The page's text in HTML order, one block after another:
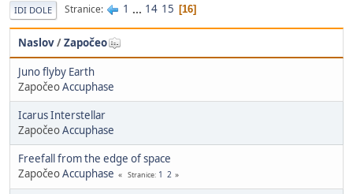
IDI DOLE Stranice 1 ... 14 15 16
Naslov/Započeo
Juno flyby Earth
ZapočeoAccuphase
Icarus Interstellar
ZapočeoAccuphase
Freefall from the edge of space
ZapočeoAccuphase Stranice 1 2